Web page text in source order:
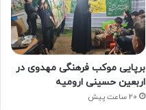
برپایی موکب فرهنگی مهدوی در
اربعین حسینی ارومیه
20 ساعت پیش